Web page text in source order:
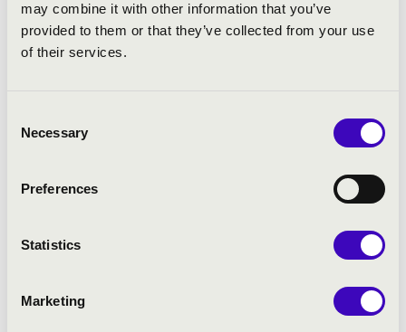
may combine it with other information that you’ve
provided to them or that they’ve collected from your use
of their services.
Selection
Necessary
Preferences
Statistics
Marketing
MAGNIFICAT - AVE MARIA
Jegyár:Ingyenes!
Bővebben